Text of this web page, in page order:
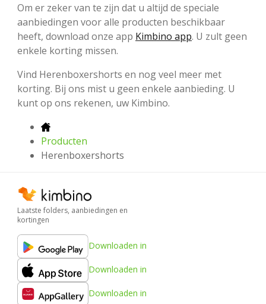
Om er zeker van te zijn dat u altijd de speciale
aanbiedingen voor alle producten beschikbaar
heeft, download onze app Kimbino app. U zult geen
enkele korting missen.
Vind Herenboxershorts en nog veel meer met
korting. Bij ons mist u geen enkele aanbieding. U
kunt op ons rekenen, uw Kimbino.
Producten
Herenboxershorts
Laatste folders, aanbiedingen en
kortingen
Downloaden in
Downloaden in
Downloaden in